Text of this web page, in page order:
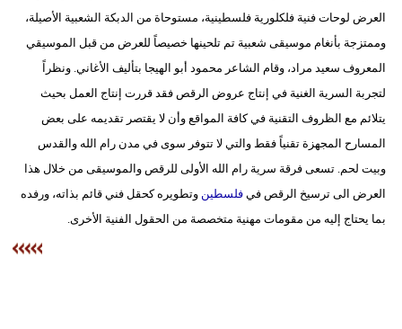
فيديو
سيارات
العرض لوحات فنية فلكلورية فلسطينية، مستوحاة من الدبكة الشعبية الأصيلة،
وممتزجة بأنغام موسيقى شعبية تم تلحينها خصيصاً للعرض من قبل الموسيقي
المعروف سعيد مراد، وقام الشاعر محمود أبو الهيجا بتأليف الأغاني. ونظراً
لتجربة السرية الغنية في إنتاج عروض الرقص فقد قررت إنتاج العمل بحيث
يتلائم مع الظروف التقنية في كافة المواقع وأن لا يقتصر تقديمه على بعض
المسارح المجهزة تقنياً فقط والتي لا تتوفر سوى في مدن رام الله والقدس
وبيت لحم. تسعى فرقة سرية رام الله الأولى للرقص والموسيقى من خلال هذا
العرض الى ترسيخ الرقص فيفلسطين وتطويره كحقل فني قائم بذاته، ورفده
بما يحتاج إليه من مقومات مهنية متخصصة من الحقول الفنية الأخرى.